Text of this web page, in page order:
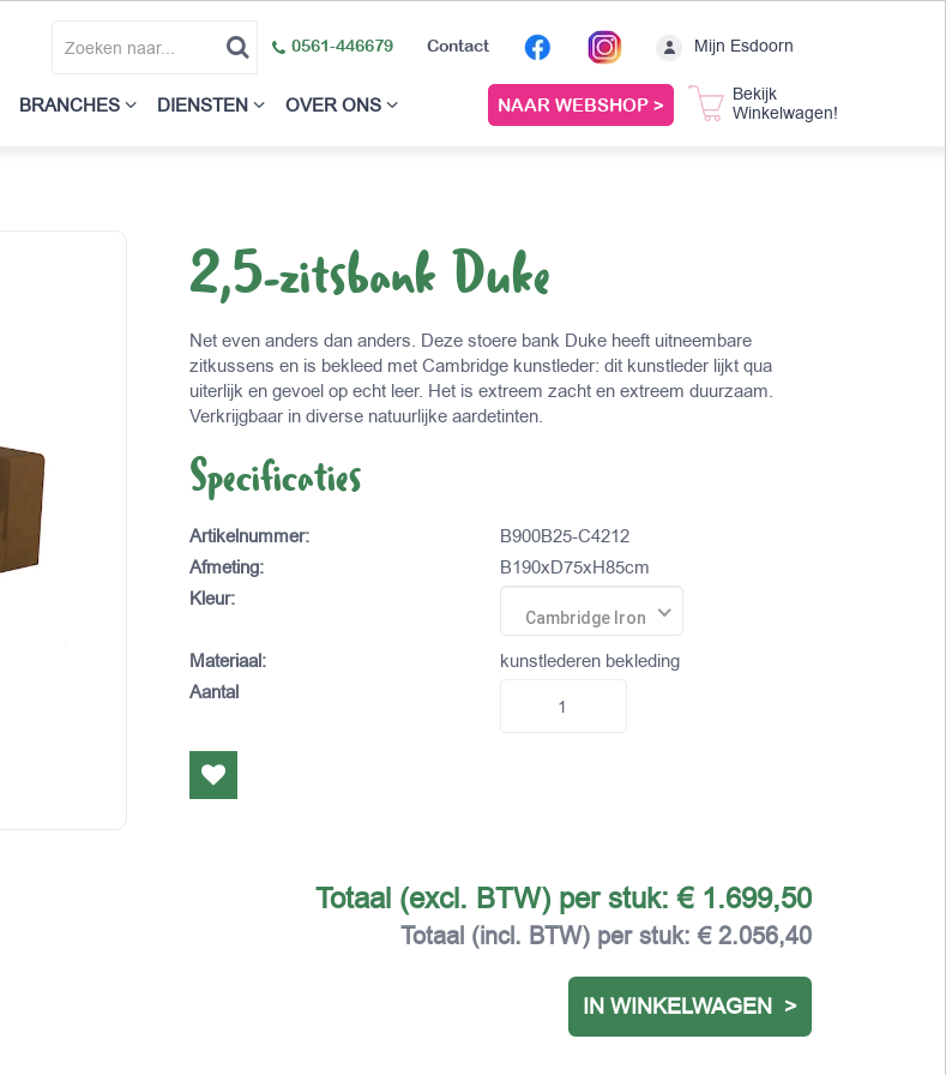
0561-446679 Contact Mijn Esdoorn
BRANCHES DIENSTEN OVER ONS NAAR WEBSHOP >
Bekijk
Winkelwagen!
2,5-zitsbank Duke
Net even anders dan anders. Deze stoere bank Duke heeft uitneembare
zitkussens en is bekleed met Cambridge kunstleder: dit kunstleder lijkt qua
uiterlijk en gevoel op echt leer. Het is extreem zacht en extreem duurzaam.
Verkrijgbaar in diverse natuurlijke aardetinten.
Specificaties
Artikelnummer:
B900B25-C4212
Afmeting:
B190xD75xH85cm
Kleur:
Cambridge Iron
Materiaal:
kunstlederen bekleding
Aantal
Totaal (excl. BTW) per stuk:€ 1.699,50
Totaal (incl. BTW) per stuk:€ 2.056,40
IN WINKELWAGEN >